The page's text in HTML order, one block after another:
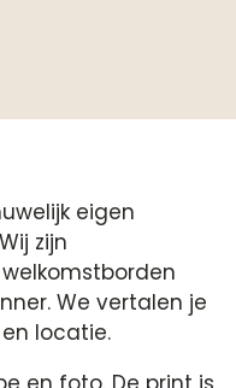
eigen
zijn
We vertalen je
locatie.